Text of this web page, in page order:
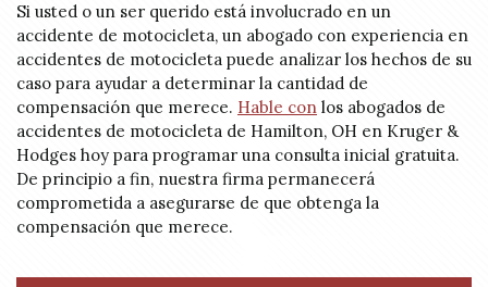
Si usted o un ser querido está involucrado en un
accidente de motocicleta, un abogado con experiencia en
accidentes de motocicleta puede analizar los hechos de su
caso para ayudar a determinar la cantidad de
compensación que merece. Hable con los abogados de
accidentes de motocicleta de Hamilton, OH en Kruger &
Hodges hoy para programar una consulta inicial gratuita.
De principio a fin, nuestra firma permanecerá
comprometida a asegurarse de que obtenga la
compensación que merece.